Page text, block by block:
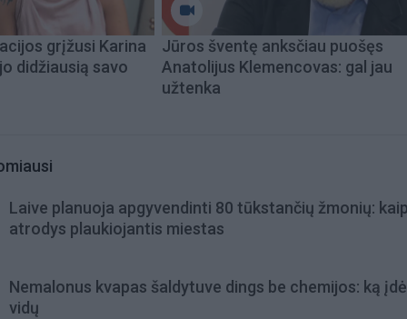
grįžusi Karina
didžiausią savo
Jūros šventę anksčiau puošęs
Anatolijus Klemencovas: gal jau
užtenka
Laive planuoja apgyvendinti 80 tūkstančių žmonių:
atrodys plaukiojantis miestas
Nemalonus kvapas šaldytuve dings be chemijos: ką
vidų